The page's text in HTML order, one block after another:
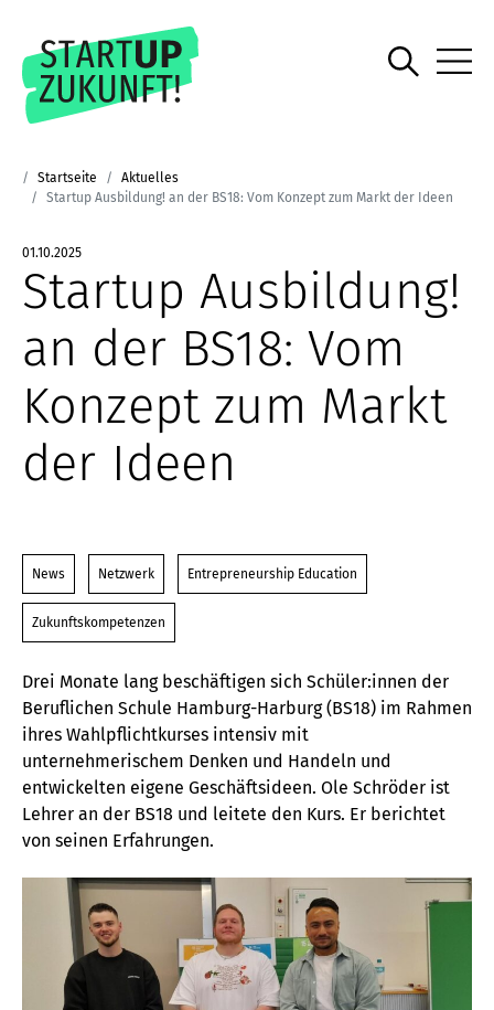
Startseite
Aktuelles
Startup Ausbildung! an der BS18: Vom Konzept zum Markt der Ideen
01.10.2025
Startup Ausbildung!
an der BS18: Vom
Konzept zum Markt
der Ideen
News Netzwerk Entrepreneurship Education
Zukunftskompetenzen
Drei Monate lang beschäftigen sich Schüler:innen der
Beruflichen Schule Hamburg-Harburg (BS18) im Rahmen
ihres Wahlpflichtkurses intensiv mit
unternehmerischem Denken und Handeln und
entwickelten eigene Geschäftsideen. Ole Schröder ist
Lehrer an der BS18 und leitete den Kurs. Er berichtet
von seinen Erfahrungen.